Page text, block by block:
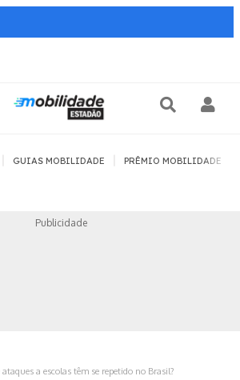
GUIAS MOBILIDADE PRÊMIO MOBILIDADE
Publicidade
ataques a escolas têm se repetido no Brasil?